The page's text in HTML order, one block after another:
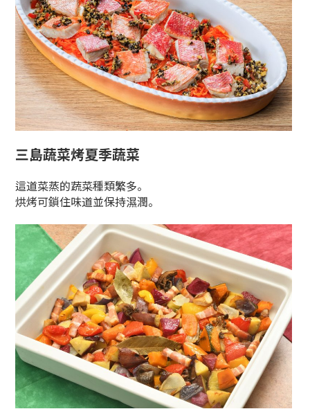
三島蔬菜烤夏季蔬菜
這道菜蒸的蔬菜種類繁多。
烘烤可鎖住味道並保持濕潤。